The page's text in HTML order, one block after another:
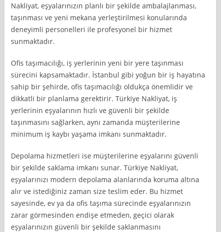
Nakliyat, eşyalarınızın planlı bir şekilde ambalajlanması,
taşınması ve yeni mekana yerleştirilmesi konularında
deneyimli personelleri ile profesyonel bir hizmet
sunmaktadır.
Ofis taşımacılığı, iş yerlerinin yeni bir yere taşınması
sürecini kapsamaktadır. İstanbul gibi yoğun bir iş hayatına
sahip bir şehirde, ofis taşımacılığı oldukça önemlidir ve
dikkatli bir planlama gerektirir. Türkiye Nakliyat, iş
yerlerinin eşyalarının hızlı ve güvenli bir şekilde
taşınmasını sağlarken, aynı zamanda müşterilerine
minimum iş kaybı yaşama imkanı sunmaktadır.
Depolama hizmetleri ise müşterilerine eşyalarını güvenli
bir şekilde saklama imkanı sunar. Türkiye Nakliyat,
eşyalarınızı modern depolama alanlarında koruma altına
alır ve istediğiniz zaman size teslim eder. Bu hizmet
sayesinde, ev ya da ofis taşıma sürecinde eşyalarınızın
zarar görmesinden endişe etmeden, geçici olarak
eşyalarınızın güvenli bir şekilde saklanmasını